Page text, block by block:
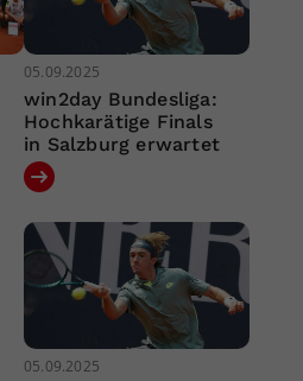
05.09.2025
win2day Bundesliga:
Hochkarätige Finals
in Salzburg erwartet
05.09.2025